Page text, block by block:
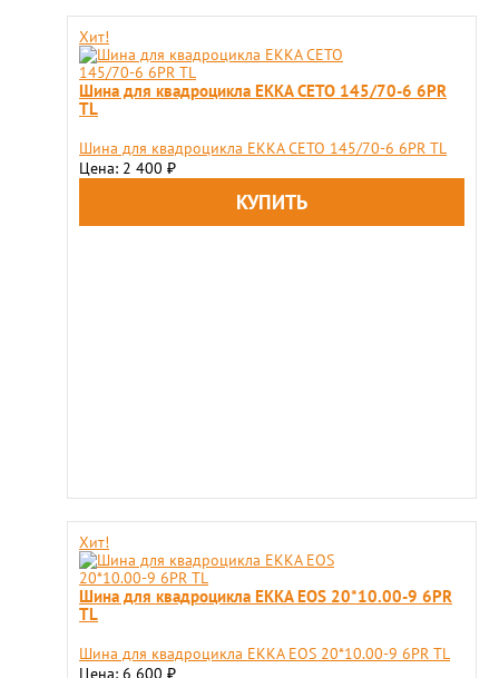
Хит!
Шина для квадроцикла EKKA CETO 145/70-6 6PR
TL
Шина для квадроцикла EKKA CETO 145/70-6 6PR TL
Цена: 2 400 ₽
Хит!
Шина для квадроцикла EKKA EOS 20*10.00-9 6PR
TL
Шина для квадроцикла EKKA EOS 20*10.00-9 6PR TL
Цена: 6 600 ₽